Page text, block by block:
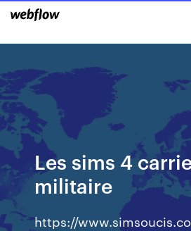
Les sims 4
militaire
https://